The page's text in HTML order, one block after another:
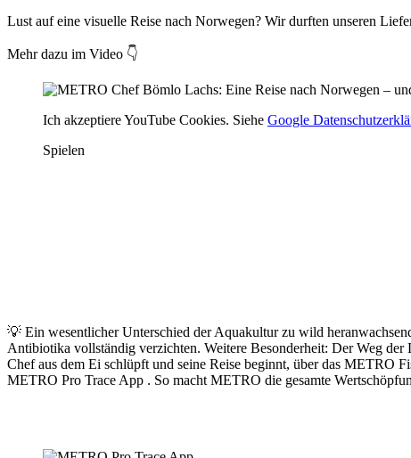
Lust auf eine visuelle Reise nach Norwegen? Wir durften unseren
Mehr dazu im Video 👇
Ich akzeptiere YouTube Cookies. Siehe Google
Spielen
💡 Ein wesentlicher Unterschied der Aquakultur zu wild
Antibiotika vollständig verzichten. Weitere Besonderheit: Der Weg
Chefaus dem Ei schlüpft und seine Reise beginnt, über das METRO
METRO Pro Trace App . So macht METRO die gesamte